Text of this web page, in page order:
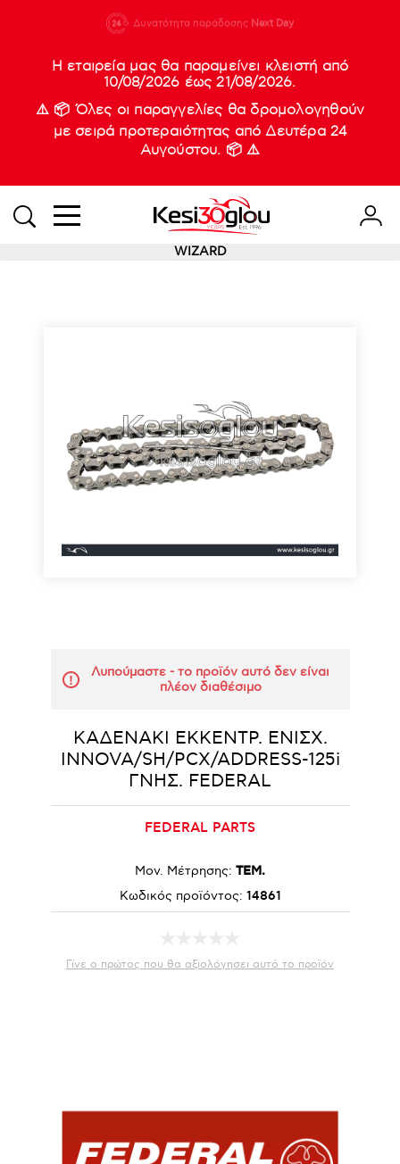
933
Δυνατότητα παράδοσης Next Day
Νέες
Η εταιρεία μας θα παραμείνει κλειστή από
10/08/2026 έως 21/08/2026.
⚠️ 📦 Όλες οι παραγγελίες θα δρομολογηθούν
με σειρά προτεραιότητας από Δευτέρα 24
Αυγούστου. 📦 ⚠️
WIZARD
Λυπούμαστε - το προϊόν αυτό δεν είναι
πλέον διαθέσιμο
ΚΑΔΕΝΑΚΙ ΕΚΚΕΝΤΡ. ΕΝΙΣΧ.
INNOVA/SH/PCX/ADDRESS-125i
ΓΝΗΣ. FEDERAL
FEDERAL PARTS
Μον. Μέτρησης: ΤΕΜ.
Κωδικός προϊόντος: 14861
Γίνε ο πρώτος που θα αξιολόγησει αυτό το προϊόν